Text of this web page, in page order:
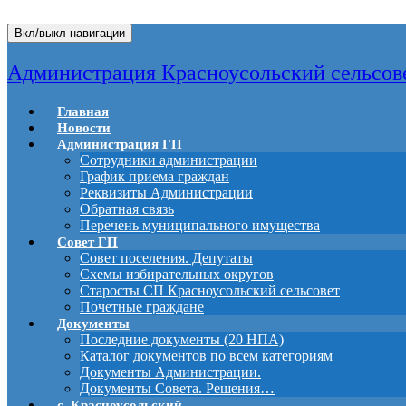
Вкл/выкл навигации
Администрация Красноусольский
Главная
Новости
Администрация ГП
Сотрудники администрации
График приема граждан
Реквизиты Администрации
Обратная связь
Перечень муниципального имущества
Совет ГП
Совет поселения. Депутаты
Схемы избирательных округов
Старосты СП Красноусольский сельсовет
Почетные граждане
Документы
Последние документы (20 НПА)
Каталог документов по всем категориям
Документы Администрации.
Документы Совета. Решения…